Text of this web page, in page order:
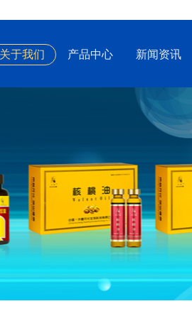
关于我们 产品中心 新闻资讯